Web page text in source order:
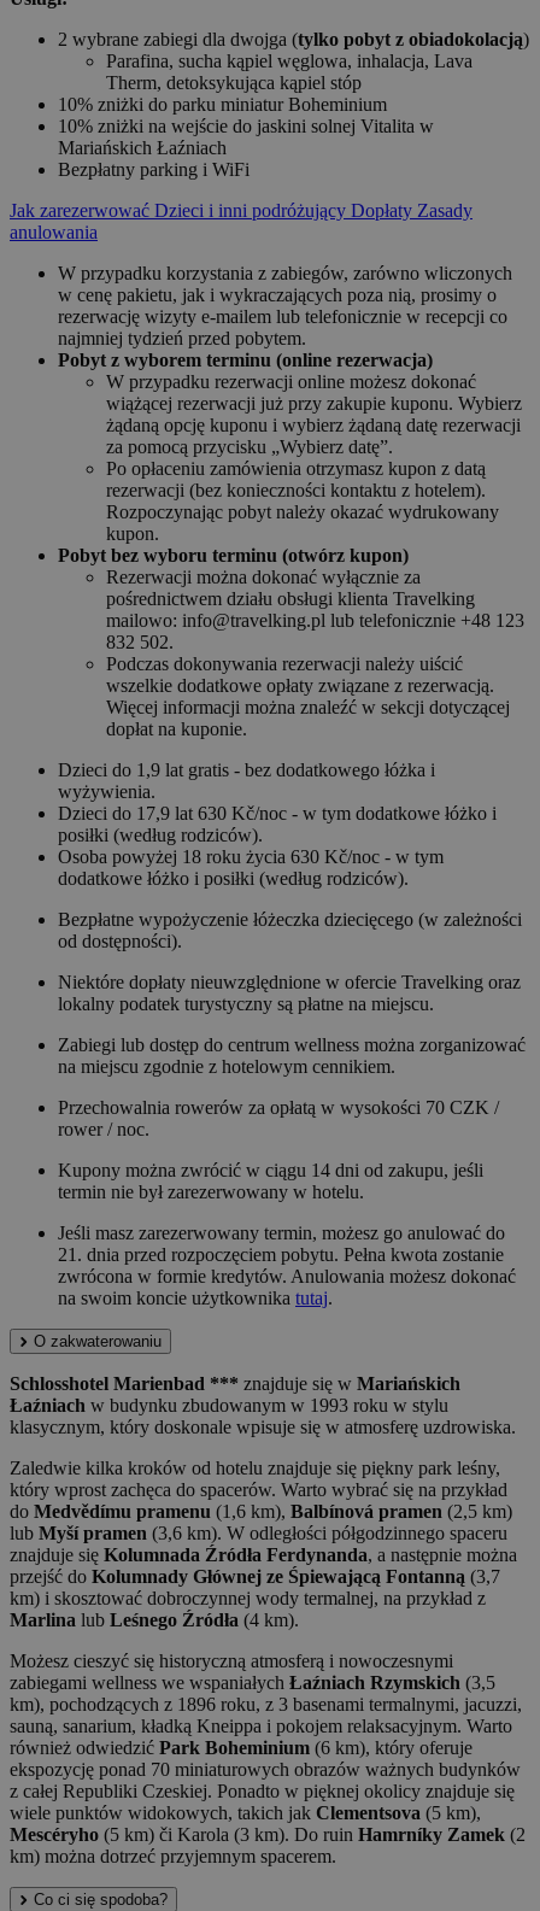
2 wybrane zabiegi dla dwojga (tylko pobyt z obiadokolacją)
Parafina, sucha kąpiel węglowa, inhalacja, Lava
Therm, detoksykująca kąpiel stóp
10% zniżki do parku miniatur Boheminium
10% zniżki na wejście do jaskini solnej Vitalita w
Mariańskich Łaźniach
Bezpłatny parking i WiFi
Jak zarezerwować Dzieci i inni podróżujący Dopłaty Zasady
anulowania
W przypadku korzystania z zabiegów, zarówno wliczonych
w cenę pakietu, jak i wykraczających poza nią, prosimy o
rezerwację wizyty e-mailem lub telefonicznie w recepcji co
najmniej tydzień przed pobytem.
Pobyt z wyborem terminu (online rezerwacja)
W przypadku rezerwacji online możesz dokonać
wiążącej rezerwacji już przy zakupie kuponu. Wybierz
żądaną opcję kuponu i wybierz żądaną datę rezerwacji
za pomocą przycisku „Wybierz datę”.
Po opłaceniu zamówienia otrzymasz kupon z datą
rezerwacji (bez konieczności kontaktu z hotelem).
Rozpoczynając pobyt należy okazać wydrukowany
kupon.
Pobyt bez wyboru terminu (otwórz kupon)
Rezerwacji można dokonać wyłącznie za
pośrednictwem działu obsługi klienta Travelking
mailowo: info@travelking.pl lub telefonicznie +48 123
832 502.
Podczas dokonywania rezerwacji należy uiścić
wszelkie dodatkowe opłaty związane z rezerwacją.
Więcej informacji można znaleźć w sekcji dotyczącej
dopłat na kuponie.
Dzieci do 1,9 lat gratis - bez dodatkowego łóżka i
wyżywienia.
Dzieci do 17,9 lat 630 Kč/noc - w tym dodatkowe łóżko i
posiłki (według rodziców).
Osoba powyżej 18 roku życia 630 Kč/noc - w tym
dodatkowe łóżko i posiłki (według rodziców).
Bezpłatne wypożyczenie łóżeczka dziecięcego (w zależności
od dostępności).
Niektóre dopłaty nieuwzględnione w ofercie Travelking oraz
lokalny podatek turystyczny są płatne na miejscu.
Zabiegi lub dostęp do centrum wellness można zorganizować
na miejscu zgodnie z hotelowym cennikiem.
Przechowalnia rowerów za opłatą w wysokości 70 CZK /
rower / noc.
Kupony można zwrócić w ciągu 14 dni od zakupu, jeśli
termin nie był zarezerwowany w hotelu.
Jeśli masz zarezerwowany termin, możesz go anulować do
21. dnia przed rozpoczęciem pobytu. Pełna kwota zostanie
zwrócona w formie kredytów. Anulowania możesz dokonać
na swoim koncie użytkownika tutaj.
O zakwaterowaniu
Schlosshotel Marienbad *** znajduje się w Mariańskich
Łaźniach w budynku zbudowanym w 1993 roku w stylu
klasycznym, który doskonale wpisuje się w atmosferę uzdrowiska.
Zaledwie kilka kroków od hotelu znajduje się piękny park leśny,
który wprost zachęca do spacerów. Warto wybrać się na przykład
do Medvědímu pramenu (1,6 km), Balbínová pramen (2,5 km)
lub Myší pramen (3,6 km). W odległości półgodzinnego spaceru
znajduje się Kolumnada Źródła Ferdynanda, a następnie można
przejść do Kolumnady Głównej ze Śpiewającą Fontanną (3,7
km) i skosztować dobroczynnej wody termalnej, na przykład z
Marlina lub Leśnego Źródła (4 km).
Możesz cieszyć się historyczną atmosferą i nowoczesnymi
zabiegami wellness we wspaniałych Łaźniach Rzymskich (3,5
km), pochodzących z 1896 roku, z 3 basenami termalnymi, jacuzzi,
sauną, sanarium, kładką Kneippa i pokojem relaksacyjnym. Warto
również odwiedzić Park Boheminium (6 km), który oferuje
ekspozycję ponad 70 miniaturowych obrazów ważnych budynków
z całej Republiki Czeskiej. Ponadto w pięknej okolicy znajduje się
wiele punktów widokowych, takich jak Clementsova (5 km),
Mescéryho (5 km) či Karola (3 km). Do ruin Hamrníky Zamek (2
km) można dotrzeć przyjemnym spacerem.
Co ci się spodoba?